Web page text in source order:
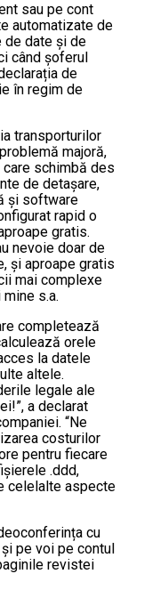
sau pe cont
automatizate de
de date și de
când șoferul
de
în regim de
transporturilor
majoră,
schimbă des
de detașare,
și software
rapid o
gratis.
nevoie doar de
și aproape gratis
mai complexe
s.a.
completează
orele
la datele
altele.
legale ale
a declarat
“Ne
costurilor
pentru fiecare
.ddd,
celelalte aspecte
cu
pe voi pe contul
revistei